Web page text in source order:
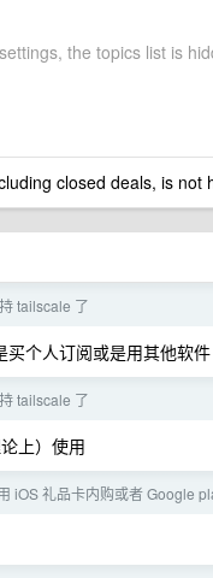
the topics list is
closed deals, is not
tailscale 了
个人订阅或是用其他软
tailscale 了
上）使用
iOS 礼品卡内购或者 Google